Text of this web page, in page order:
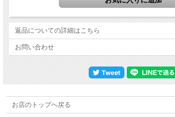
返品についての詳細はこちら
お問い合わせ
お店のトップへ戻る